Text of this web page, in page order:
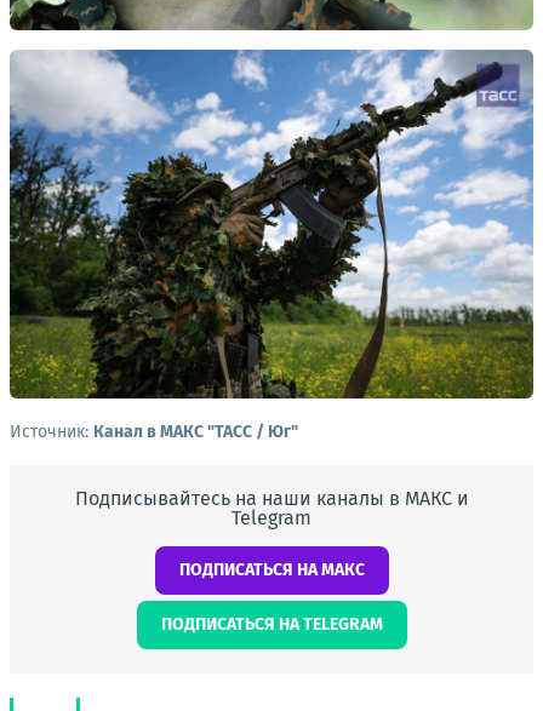
Источник: Канал в МАКС "ТАСС / Юг"
Подписывайтесь на наши каналы в МАКС и
Telegram
ПОДПИСАТЬСЯ НА МАКС
ПОДПИСАТЬСЯ НА TELEGRAM